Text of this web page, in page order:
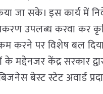
जा सके। इस कार्य में
उपलब्ध करवा कर
करने पर विशेष बल दिया
के मद्देनजर केंद्र सरकार
बेस्ट स्टेट अवार्ड